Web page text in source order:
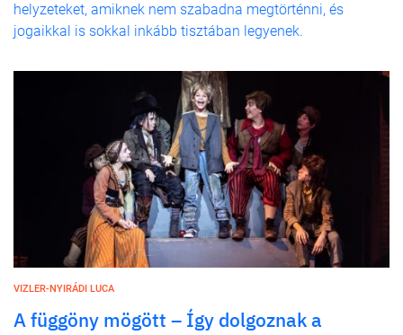
helyzeteket, amiknek nem szabadna megtörténni, és
jogaikkal is sokkal inkább tisztában legyenek.
VIZLER-NYIRÁDI LUCA
A függöny mögött – Így dolgoznak a